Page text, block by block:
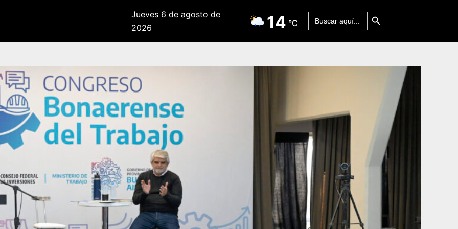
Jueves 6 de agosto de
2026
14 °C
Buscar: Botón de búsqueda